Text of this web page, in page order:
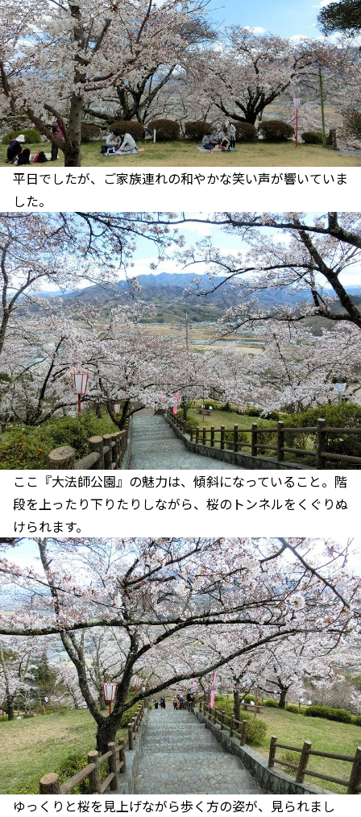
平日でしたが、ご家族連れの和やかな笑い声が響いていま
した。
ここ『大法師公園』の魅力は、傾斜になっていること。階
段を上ったり下りたりしながら、桜のトンネルをくぐりぬ
けられます。
ゆっくりと桜を見上げながら歩く方の姿が、見られまし